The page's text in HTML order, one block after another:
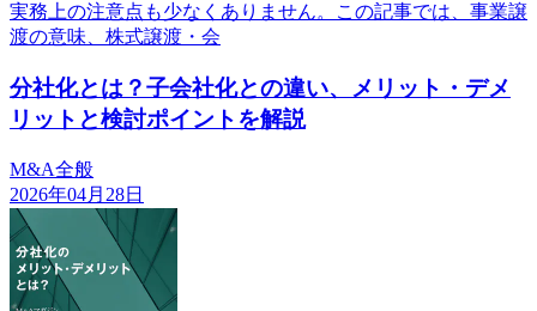
実務上の注意点も少なくありません。この記事では、事業譲
渡の意味、株式譲渡・会
分社化とは？子会社化との違い、メリット・デメ
リットと検討ポイントを解説
M&A全般
2026年04月28日